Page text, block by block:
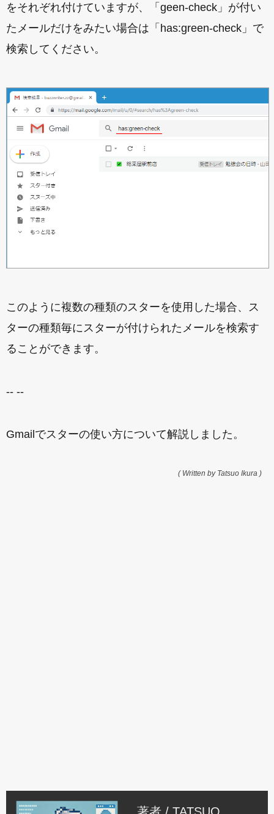
をそれぞれ付けていますが、「geen-check」が付い
たメールだけをみたい場合は「has:green-check」で
検索してください。
このように複数の種類のスターを使用した場合、ス
ターの種類毎にスターが付けられたメールを検索す
ることができます。
-- --
Gmailでスターの使い方について解説しました。
( Written by Tatsuo Ikura )